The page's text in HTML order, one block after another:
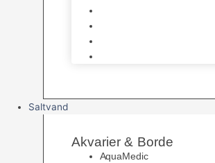
Saltvand
Akvarier & Borde
AquaMedic